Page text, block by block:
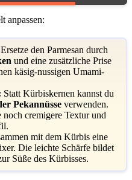
anpassen:
Ersetze den Parmesan durch
und eine zusätzliche Prise
käsig-nussigen Umami-
Statt Kürbiskernen kannst du
Pekannüsse verwenden.
noch cremigere Textur und
mit dem Kürbis eine
Die leichte Schärfe bildet
Süße des Kürbisses.